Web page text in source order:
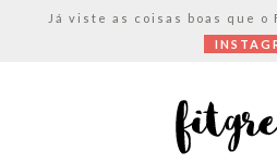
Já viste as coisas boas que o